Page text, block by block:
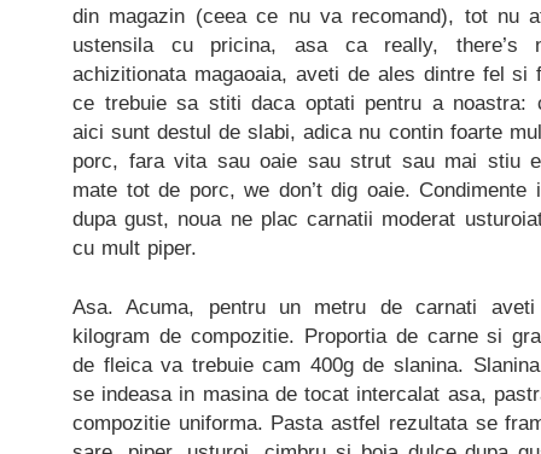
din magazin (ceea ce nu va recomand), tot nu
ustensila cu pricina, asa ca really, there’s
achizitionata magaoaia, aveti de ales dintre fel
ce trebuie sa stiti daca optati pentru a noastra:
aici sunt destul de slabi, adica nu contin foarte
porc, fara vita sau oaie sau strut sau mai stiu
mate tot de porc, we don’t dig oaie.
dupa gust, noua ne plac carnatii moderat
cu mult piper.
Asa. Acuma, pentru un metru de carnati
kilogram de compozitie. Proportia de carne si
de fleica va trebuie cam 400g de slanina.
se indeasa in masina de tocat intercalat asa,
compozitie uniforma. Pasta astfel rezultata se